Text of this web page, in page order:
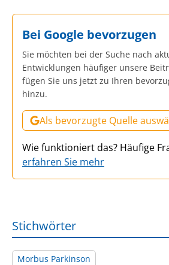
Bei Google bevorzugen
Sie möchten bei der Suche nach
Entwicklungen häufiger unsere
fügen Sie uns jetzt zu Ihren
hinzu.
Als bevorzugte Quelle
Wie funktioniert das? Häufige
erfahren Sie mehr
Stichwörter
Morbus Parkinson